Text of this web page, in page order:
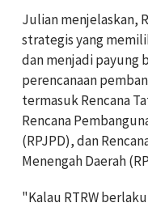
Julian menjelaskan,
strategis yang
dan menjadi payung
perencanaan
termasuk Rencana
Rencana
(RPJPD), dan
Menengah Daerah
"Kalau RTRW